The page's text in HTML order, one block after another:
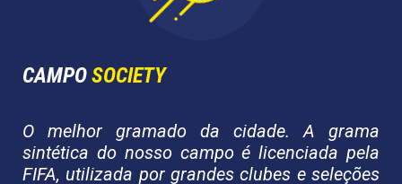
CAMPOSOCIETY
O melhor gramado da cidade. A grama
sintética do nosso campo é licenciada pela
FIFA, utilizada por grandes clubes e seleções